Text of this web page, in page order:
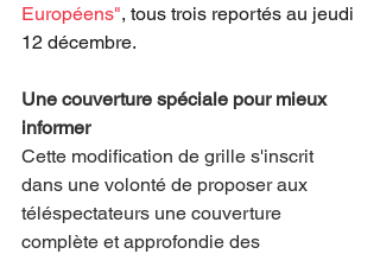
Européens", tous trois reportés au jeudi
12 décembre.
Une couverture spéciale pour mieux
informer
Cette modification de grille s'inscrit
dans une volonté de proposer aux
téléspectateurs une couverture
complète et approfondie des